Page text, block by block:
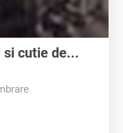
si cutie de...